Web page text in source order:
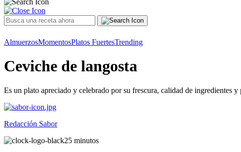
AlmuerzosMomentosPlatos FuertesTrending
Ceviche de langosta
Es un plato apreciado y celebrado por su frescura, calidad de ingredientes
Redacción Sabor
25 minutos